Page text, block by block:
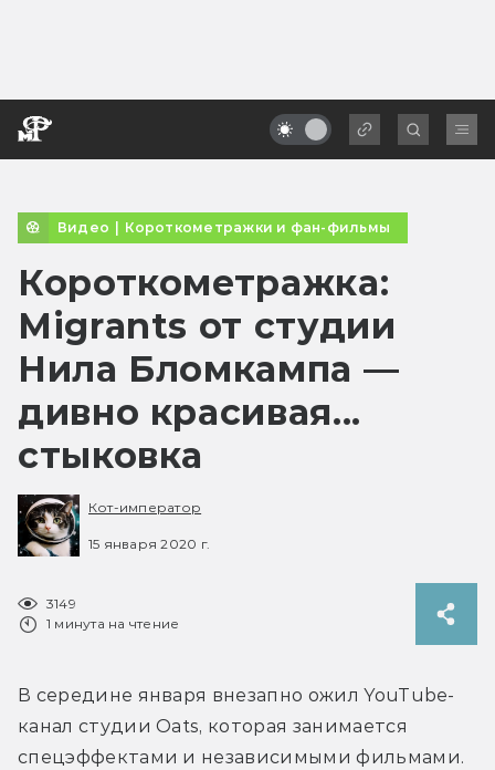
Видео | Короткометражки и фан-фильмы
Короткометражка:
Migrants от студии
Нила Бломкампа —
дивно красивая...
стыковка
Кот-император
15 января 2020 г.
3149
1 минута на чтение
В середине января внезапно ожил YouTube-
канал студии Oats, которая занимается
спецэффектами и независимыми фильмами.